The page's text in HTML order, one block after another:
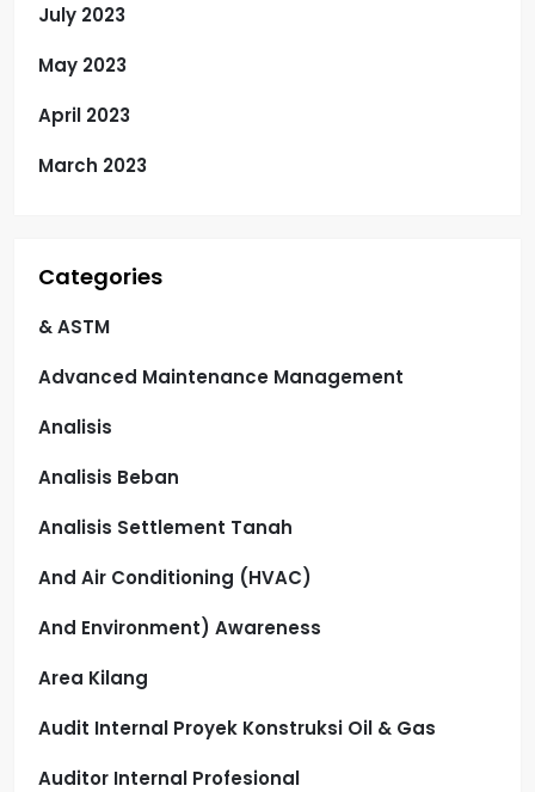
July 2023
May 2023
April 2023
March 2023
Categories
& ASTM
Advanced Maintenance Management
Analisis
Analisis Beban
Analisis Settlement Tanah
And Air Conditioning (HVAC)
And Environment) Awareness
Area Kilang
Audit Internal Proyek Konstruksi Oil & Gas
Auditor Internal Profesional